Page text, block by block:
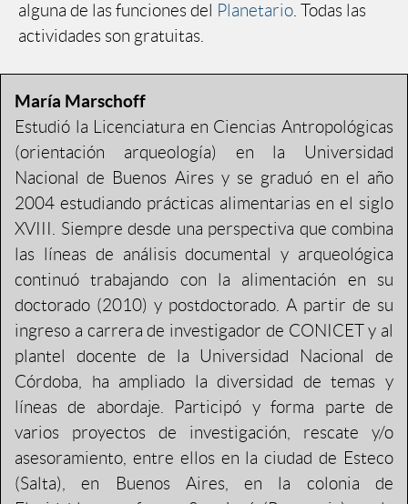
alguna de las funciones del Planetario. Todas las
actividades son gratuitas.
María Marschoff
Estudió la Licenciatura en Ciencias Antropológicas
(orientación arqueología) en la Universidad
Nacional de Buenos Aires y se graduó en el año
2004 estudiando prácticas alimentarias en el siglo
XVIII. Siempre desde una perspectiva que combina
las líneas de análisis documental y arqueológica
continuó trabajando con la alimentación en su
doctorado (2010) y postdoctorado. A partir de su
ingreso a carrera de investigador de CONICET y al
plantel docente de la Universidad Nacional de
Córdoba, ha ampliado la diversidad de temas y
líneas de abordaje. Participó y forma parte de
varios proyectos de investigación, rescate y/o
asesoramiento, entre ellos en la ciudad de Esteco
(Salta), en Buenos Aires, en la colonia de